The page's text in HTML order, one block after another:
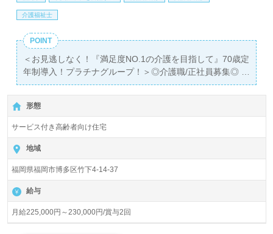
介護福祉士
POINT
＜お見逃しなく！『満足度NO.1の介護を目指して』70歳定
年制導入！プラチナグループ！＞◎介護職/正社員募集◎
【月給225,000円～230,000円/賞与2回】＊初任者研修以上
有資格者向け求人＊『竹下駅』徒歩1分。
入居定員60名（43室/全室個室）『プラチナ・シニアホー
ム博多』プラチナグループ/株式会社レイクス２１（本社：
東京都千代田区） 様の運営です。従業員数1,160名
（2024.8月現在）、東京都、千葉県、埼玉県、神奈川県、
静岡県、京都府、兵庫県、福岡県を中心にサービス付き高
齢者向け住宅、有料老人ホーム、グループホーム、デイサ
ービス、ショートステイ、訪問看護/介護、介護用品レンタ
ル事業等を展開されています。社是は『安心、安全思いや
りの介護・看護』を掲げる企業様です。
形態
サービス付き高齢者向け住宅
地域
福岡県福岡市博多区竹下4-14-37
給与
月給225,000円～230,000円/賞与2回